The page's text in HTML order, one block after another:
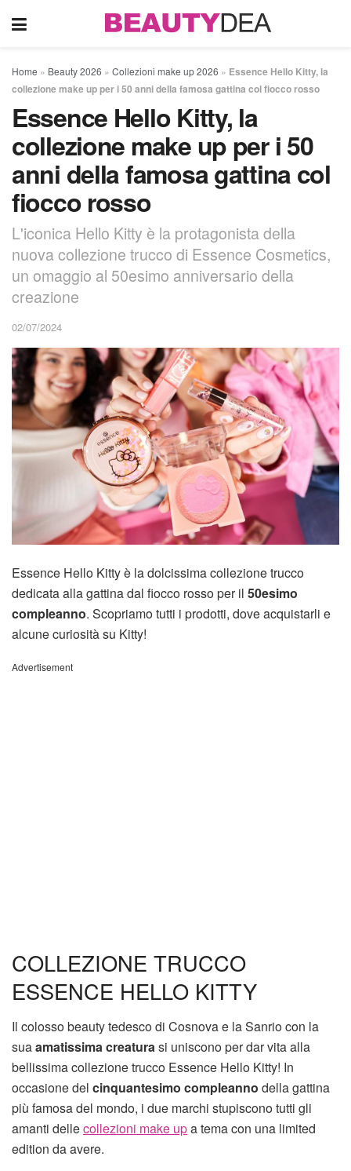
Home » Beauty 2026 » Collezioni make up 2026 » Essence Hello Kitty, la
collezione make up per i 50 anni della famosa gattina col fiocco rosso
Essence Hello Kitty, la
collezione make up per i 50
anni della famosa gattina col
fiocco rosso
L'iconica Hello Kitty è la protagonista della
nuova collezione trucco di Essence Cosmetics,
un omaggio al 50esimo anniversario della
creazione
02/07/2024
Essence Hello Kitty è la dolcissima collezione trucco
dedicata alla gattina dal fiocco rosso per il 50esimo
compleanno. Scopriamo tutti i prodotti, dove acquistarli e
alcune curiosità su Kitty!
Advertisement
COLLEZIONE TRUCCO
ESSENCE HELLO KITTY
Il colosso beauty tedesco di Cosnova e la Sanrio con la
suaamatissima creaturasi uniscono per dar vita alla
bellissima collezione trucco Essence Hello Kitty! In
occasione del cinquantesimo compleanno della gattina
più famosa del mondo, i due marchi stupiscono tutti gli
amanti dellecollezioni make upa tema con una limited
edition da avere.